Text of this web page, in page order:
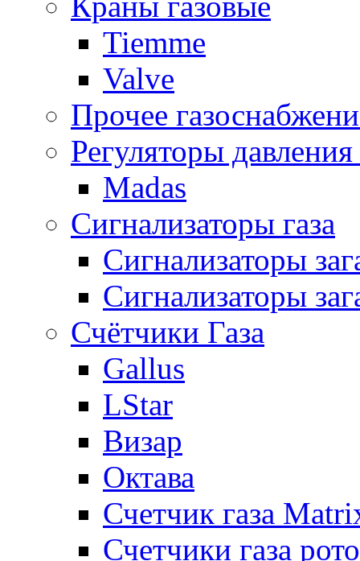
Tiemme
Valve
Прочее
Регуляторы давления
Madas
Сигнализаторы газа
Сигнализаторы
Сигнализаторы
Счётчики Газа
Gallus
LStar
Визар
Октава
Счетчик газа
Счетчики газа